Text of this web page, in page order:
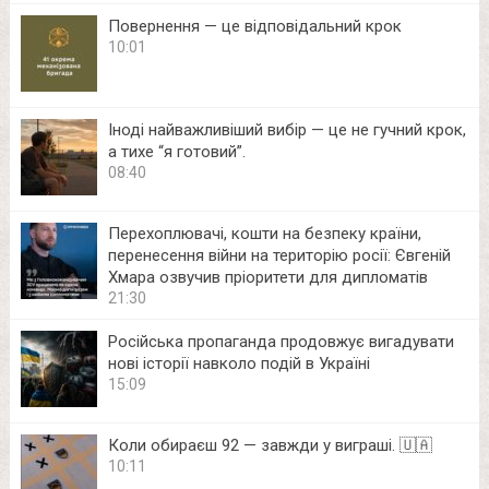
Повернення — це відповідальний крок
10:01
Іноді найважливіший вибір — це не гучний крок,
а тихе “я готовий”.
08:40
Перехоплювачі, кошти на безпеку країни,
перенесення війни на територію росії: Євгеній
Хмара озвучив пріоритети для дипломатів
21:30
Російська пропаганда продовжує вигадувати
нові історії навколо подій в Україні
15:09
Коли обираєш 92 — завжди у виграші. 🇺🇦
10:11